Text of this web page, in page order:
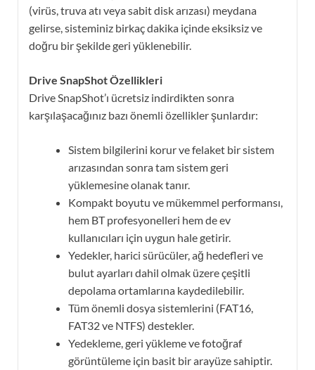
(virüs, truva atı veya sabit disk arızası) meydana
gelirse, sisteminiz birkaç dakika içinde eksiksiz ve
doğru bir şekilde geri yüklenebilir.
Drive SnapShot Özellikleri
Drive SnapShot’ı ücretsiz indirdikten sonra
karşılaşacağınız bazı önemli özellikler şunlardır:
Sistem bilgilerini korur ve felaket bir sistem
arızasından sonra tam sistem geri
yüklemesine olanak tanır.
Kompakt boyutu ve mükemmel performansı,
hem BT profesyonelleri hem de ev
kullanıcıları için uygun hale getirir.
Yedekler, harici sürücüler, ağ hedefleri ve
bulut ayarları dahil olmak üzere çeşitli
depolama ortamlarına kaydedilebilir.
Tüm önemli dosya sistemlerini (FAT16,
FAT32 ve NTFS) destekler.
Yedekleme, geri yükleme ve fotoğraf
görüntüleme için basit bir arayüze sahiptir.